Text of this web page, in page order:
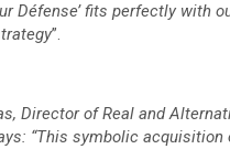
Défense’ fits perfectly with
”.
Director of Real and
“This symbolic acquisition